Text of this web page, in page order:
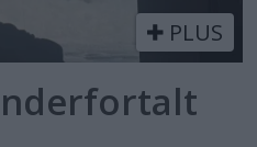
PLUS